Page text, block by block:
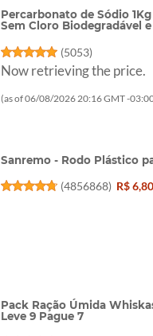
Percarbonato de Sódio
Sem Cloro Biodegradável
(5053)
Now retrieving the price.
(as of 06/08/2026 20:16 GMT -
Sanremo - Rodo Plástico
(4856868) R$ 6,80
Pack Ração Úmida
Leve 9 Pague 7